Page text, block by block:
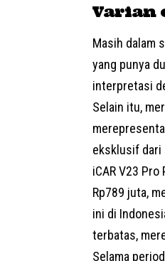
Varian
Masih dalam
yang punya
interpretasi
Selain itu,
eksklusif dari
iCAR V23 Pro
Rp789 juta,
ini di
terbatas,
Selama